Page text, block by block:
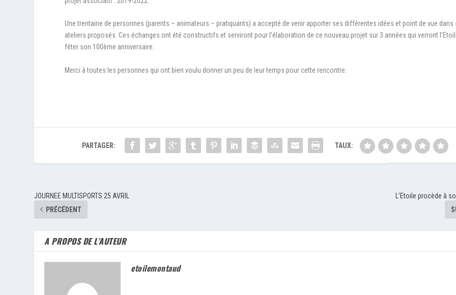
Une trentaine de personnes (parents – animateurs – pratiquants) a accepté de venir apporter ses différentes idées et point de vue dans
ateliers proposés. Ces échanges ont été constructifs et serviront pour l’élaboration de ce nouveau projet sur 3 années qui verront
fêter son 100ème anniversaire.
Merci à toutes les personnes qui ont bien voulu donner un peu de leur temps pour cette rencontre.
PARTAGER: TAUX:
JOURNEE MULTISPORTS 25 AVRIL
PRÉCÉDENT
L’Etoile procède à
A PROPOS DE L'AUTEUR
etoilemontaud